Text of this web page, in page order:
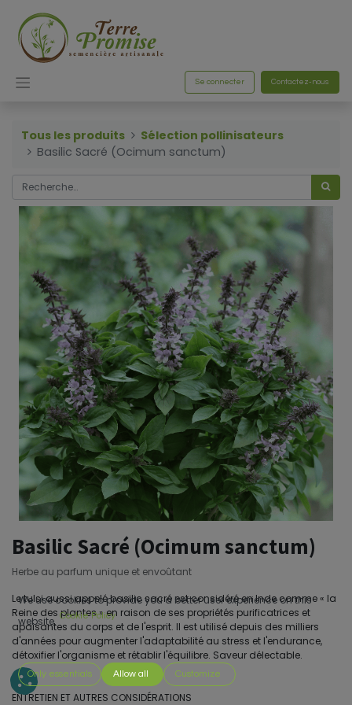
Se connecter Contactez-nous
Tous les produits
Sélection pollinisateurs
Basilic Sacré (Ocimum sanctum)
Basilic Sacré (Ocimum sanctum)
Herbe au parfum unique et envoûtant
Le tulsi aussi appelé basilic sacré est considéré en Inde comme « la
Reine des plantes » en raison de ses propriétés purificatrices et
apaisantes du corps et de l'esprit. Il est utilisé depuis des milliers
d'années pour augmenter l'adaptabilité au stress et l'endurance,
détoxifier l'organisme et rétablir l'équilibre. Saveur délectable.
ENTRETIEN ET AUTRES CONSIDÉRATIONS
We use cookies to provide you a better user experience on this
website. Cookie Policy
Only essentials Allow all Customize